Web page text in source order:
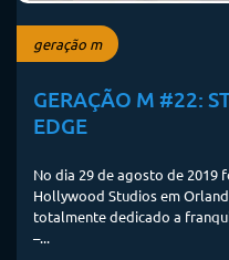
geração m
GERAÇÃO M #22:
EDGE
No dia 29 de agosto de 2019
Hollywood Studios em
totalmente dedicado a
–...